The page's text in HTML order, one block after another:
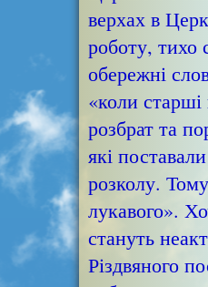
верхах в
роботу, тихо
обережні
«коли старші
розбрат та
які
розколу.
лукавого».
стануть
Різдвяного